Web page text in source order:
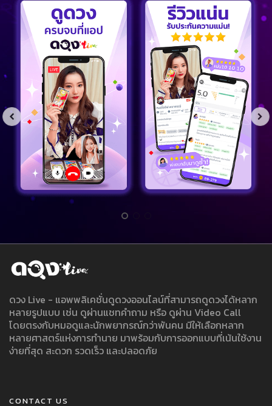
ดวง Live - แอพพลิเคชั่นดูดวงออนไลน์ที่สามารถดูดวงได้หลาก
หลายรูปแบบ เช่น ดูผ่านแชทคำถาม หรือ ดูผ่าน Video Call
โดยตรงกับหมอดูและนักพยากรณ์กว่าพันคน มีให้เลือกหลาก
หลายศาสตร์แห่งการทำนาย มาพร้อมกับการออกแบบที่เน้นใช้งาน
ง่ายที่สุด สะดวก รวดเร็ว และปลอดภัย
CONTACT US